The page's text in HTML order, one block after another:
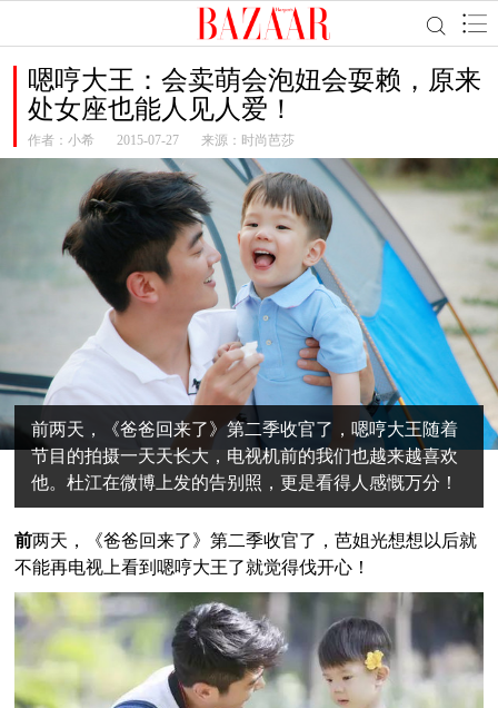
嗯哼大王：会卖萌会泡妞会耍赖，原来
处女座也能人见人爱！
作者： 小希 2015-07-27 来源：时尚芭莎
前两天，《爸爸回来了》第二季收官了，嗯哼大王随着
节目的拍摄一天天长大，电视机前的我们也越来越喜欢
他。杜江在微博上发的告别照，更是看得人感慨万分！
前两天，《爸爸回来了》第二季收官了，芭姐光想想以后就
不能再电视上看到嗯哼大王了就觉得伐开心！